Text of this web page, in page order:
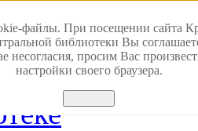
файлы. При посещении сайта
библиотеки Вы
несогласия, просим Вас
настройки своего браузера.